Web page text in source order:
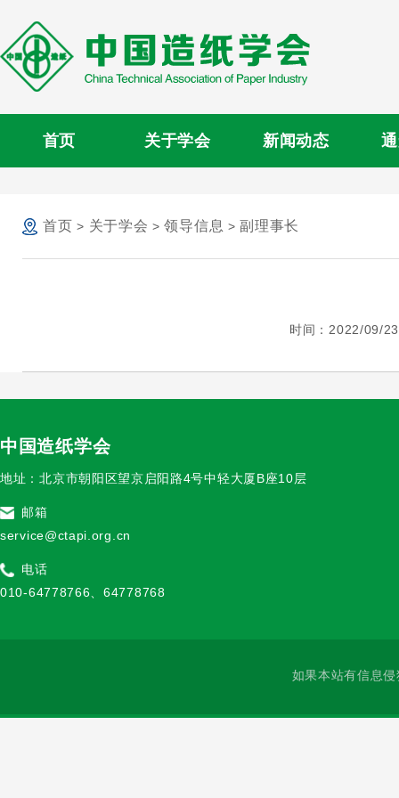
首页 关于学会 新闻动态
首页 > 关于学会 >领导信息 > 副理事长
时间：2022/09/23
中国造纸学会
地址：北京市朝阳区望京启阳路4号中轻大厦B座10层
邮箱
service@ctapi.org.cn
电话
010-64778766、64778768
如果本站有信息